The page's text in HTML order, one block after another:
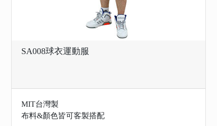
SA008球衣運動服
MIT台灣製
布料&顏色皆可客製搭配